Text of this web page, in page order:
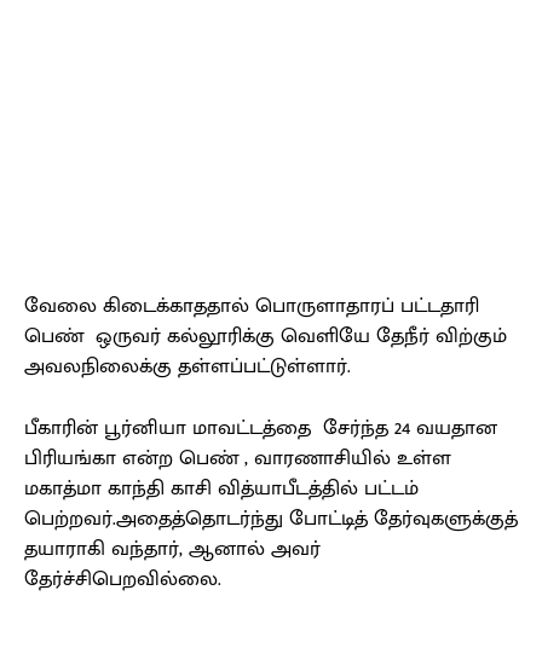
வேலை கிடைக்காததால் பொருளாதாரப் பட்டதாரி
பெண் ஒருவர் கல்லூரிக்கு வெளியே தேநீர் விற்கும்
அவலநிலைக்கு தள்ளப்பட்டுள்ளார்.
பீகாரின் பூர்னியா மாவட்டத்தை சேர்ந்த 24 வயதான
பிரியங்கா என்ற பெண் , வாரணாசியில் உள்ள
மகாத்மா காந்தி காசி வித்யாபீடத்தில் பட்டம்
பெற்றவர்.அதைத்தொடர்ந்து போட்டித் தேர்வுகளுக்குத்
தயாராகி வந்தார், ஆனால் அவர்
தேர்ச்சிபெறவில்லை.